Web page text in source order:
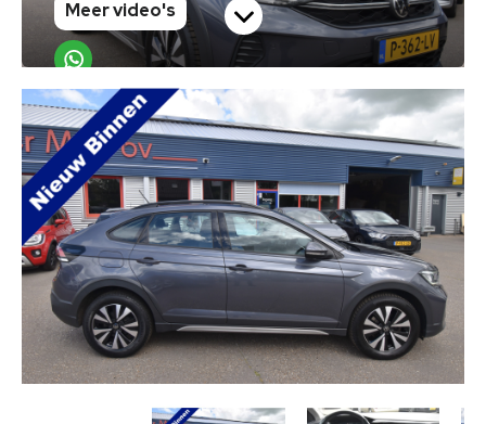
Werkplaats
Banden & velgen
Airco-onderhoud
Chiptuning
Financiering
Verhuur
Zoekopdracht
Contact